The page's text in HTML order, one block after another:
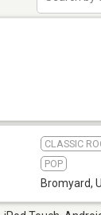
CLASSIC
POP
Bromyard,